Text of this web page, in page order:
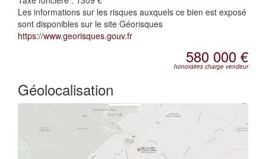
Les informations sur les risques auxquels ce bien est exposé
sont disponibles sur le site Géorisques
https://www.georisques.gouv.fr
580 000 €
honoraires charge vendeur
Géolocalisation